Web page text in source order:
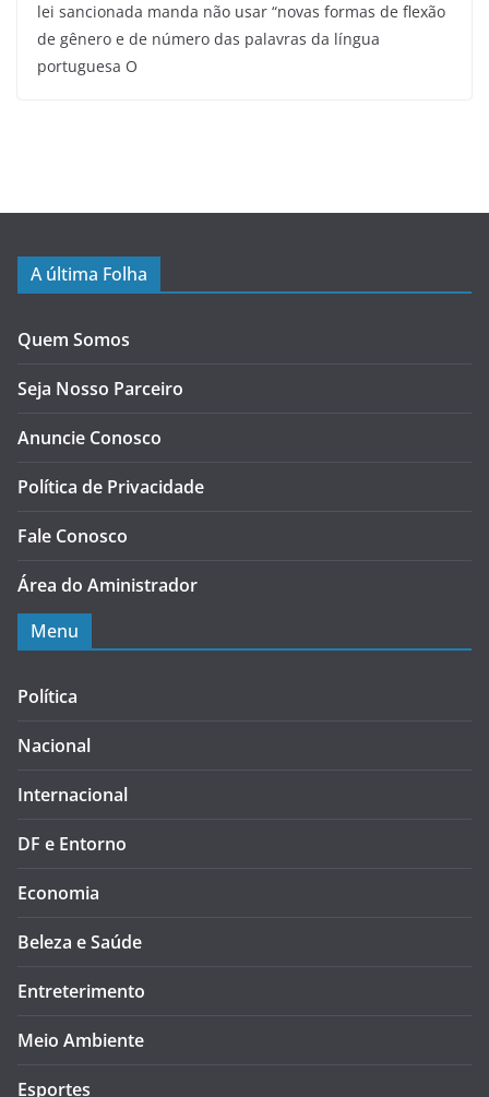
lei sancionada manda não usar “novas formas de flexão
de gênero e de número das palavras da língua
portuguesa O
A última Folha
Quem Somos
Seja Nosso Parceiro
Anuncie Conosco
Política de Privacidade
Fale Conosco
Área do Aministrador
Menu
Política
Nacional
Internacional
DF e Entorno
Economia
Beleza e Saúde
Entreterimento
Meio Ambiente
Esportes